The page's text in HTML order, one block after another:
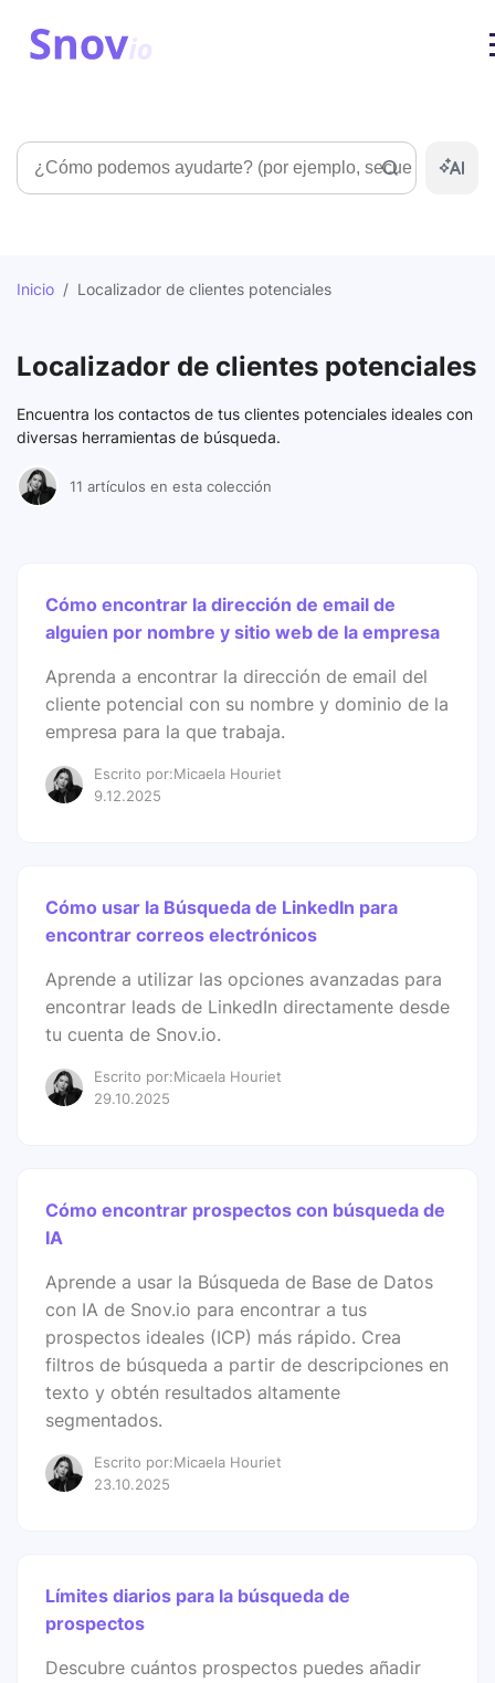
Búsqueda
Inicio / Localizador de clientes potenciales
Localizador de clientes potenciales
Encuentra los contactos de tus clientes potenciales ideales con
diversas herramientas de búsqueda.
11 artículos en esta colección
Cómo encontrar la dirección de email de
alguien por nombre y sitio web de la empresa
Aprenda a encontrar la dirección de email del
cliente potencial con su nombre y dominio de la
empresa para la que trabaja.
Escrito por:Micaela Houriet
9.12.2025
Cómo usar la Búsqueda de LinkedIn para
encontrar correos electrónicos
Aprende a utilizar las opciones avanzadas para
encontrar leads de LinkedIn directamente desde
tu cuenta de Snov.io.
Escrito por:Micaela Houriet
29.10.2025
Cómo encontrar prospectos con búsqueda de
IA
Aprende a usar la Búsqueda de Base de Datos
con IA de Snov.io para encontrar a tus
prospectos ideales (ICP) más rápido. Crea
filtros de búsqueda a partir de descripciones en
texto y obtén resultados altamente
segmentados.
Escrito por:Micaela Houriet
23.10.2025
Límites diarios para la búsqueda de
prospectos
Descubre cuántos prospectos puedes añadir